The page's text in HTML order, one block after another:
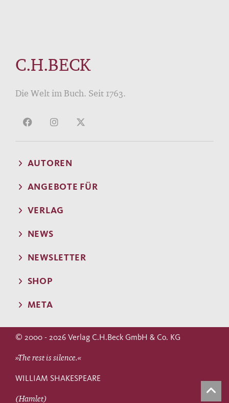
C.H.BECK
Die Welt im Buch. Seit 1763.
AUTOREN
ANGEBOTE FÜR
VERLAG
NEWS
NEWSLETTER
SHOP
META
© 2000 - 2026 Verlag C.H.Beck GmbH & Co. KG
»The rest is silence.«
WILLIAM SHAKESPEARE
(Hamlet)